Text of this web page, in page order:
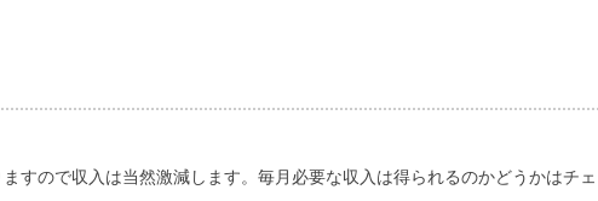
すので収入は当然激減します。毎月必要な収入は得られるのかどうかはチェ